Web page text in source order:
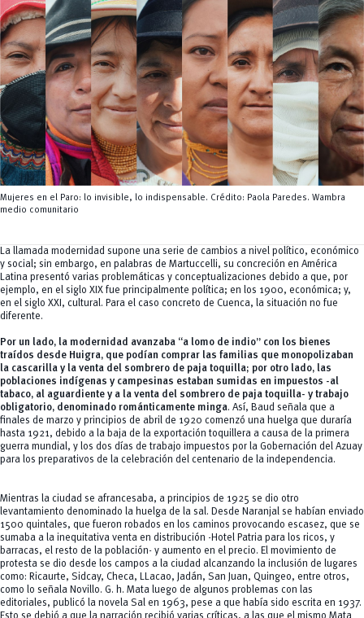
CEISH
Propiedad intelectual
Mujeres en el Paro: lo invisible, lo indispensable. Crédito: Paola Paredes. Wambra
medio comunitario
La llamada modernidad supone una serie de cambios a nivel político, económico
y social; sin embargo, en palabras de Martuccelli, su concreción en América
Latina presentó varias problemáticas y conceptualizaciones debido a que, por
ejemplo, en el siglo XIX fue principalmente política; en los 1900, económica; y,
en el siglo XXI, cultural. Para el caso concreto de Cuenca, la situación no fue
diferente.
Por un lado, la modernidad avanzaba “a lomo de indio” con los bienes
traídos desde Huigra, que podían comprar las familias que monopolizaban
la cascarilla y la venta del sombrero de paja toquilla; por otro lado, las
poblaciones indígenas y campesinas estaban sumidas en impuestos -al
tabaco, al aguardiente y a la venta del sombrero de paja toquilla- y trabajo
obligatorio, denominado románticamente minga. Así, Baud señala que a
finales de marzo y principios de abril de 1920 comenzó una huelga que duraría
hasta 1921, debido a la baja de la exportación toquillera a causa de la primera
guerra mundial, y los dos días de trabajo impuestos por la Gobernación del Azuay
para los preparativos de la celebración del centenario de la independencia.
Mientras la ciudad se afrancesaba, a principios de 1925 se dio otro
levantamiento denominado la huelga de la sal. Desde Naranjal se habían enviado
1500 quintales, que fueron robados en los caminos provocando escasez, que se
sumaba a la inequitativa venta en distribución -Hotel Patria para los ricos, y
barracas, el resto de la población- y aumento en el precio. El movimiento de
protesta se dio desde los campos a la ciudad alcanzando la inclusión de lugares
como: Ricaurte, Sidcay, Checa, LLacao, Jadán, San Juan, Quingeo, entre otros,
como lo señala Novillo. G. h. Mata luego de algunos problemas con las
editoriales, publicó la novela Sal en 1963, pese a que había sido escrita en 1937.
Esto se debió a que la narración recibió varias críticas, a las que el mismo Mata